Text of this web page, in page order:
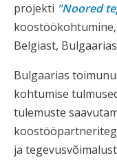
projekti "Noored
Belgiast,
Bulgaarias
kohtumise
tulemuste
ja